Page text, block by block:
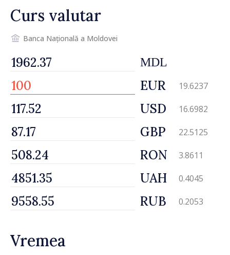
Curs valutar
Banca Națională a Moldovei
MDL
EUR 19.6237
USD 16.6982
GBP 22.5125
RON 3.8611
UAH 0.4045
RUB 0.2053
Vremea